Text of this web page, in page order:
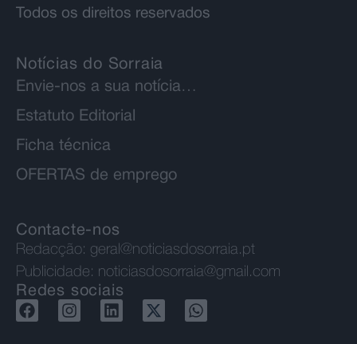
Todos os direitos reservados
Notícias do Sorraia
Envie-nos a sua notícia…
Estatuto Editorial
Ficha técnica
OFERTAS de emprego
Contacte-nos
Redacção: geral@noticiasdosorraia.pt
Publicidade: noticiasdosorraia@gmail.com
Redes sociais